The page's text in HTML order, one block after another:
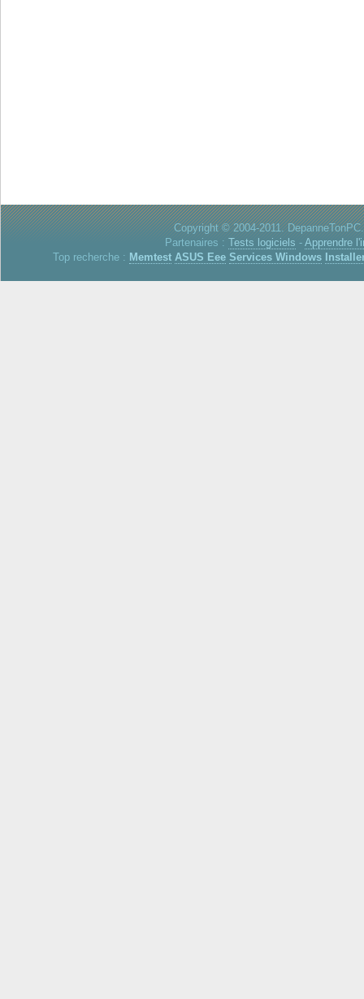
Copyright © 2004-2011.
Partenaires : Tests logiciels - Apprendre
Top recherche : Memtest ASUS Eee Services Windows